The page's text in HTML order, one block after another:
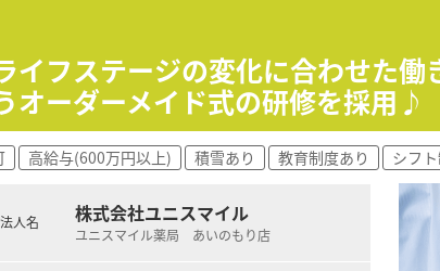
フステージの変化に合わせた働
オーダーメイド式の研修を採用♪
高給与(600万円以上) 積雪あり 教育制度あり シフ
法人名 株式会社ユニスマイル
ユニスマイル薬局 あいのもり店